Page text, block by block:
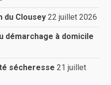
du Clousey 22 juillet 2026
démarchage à domicile
sécheresse 21 juillet